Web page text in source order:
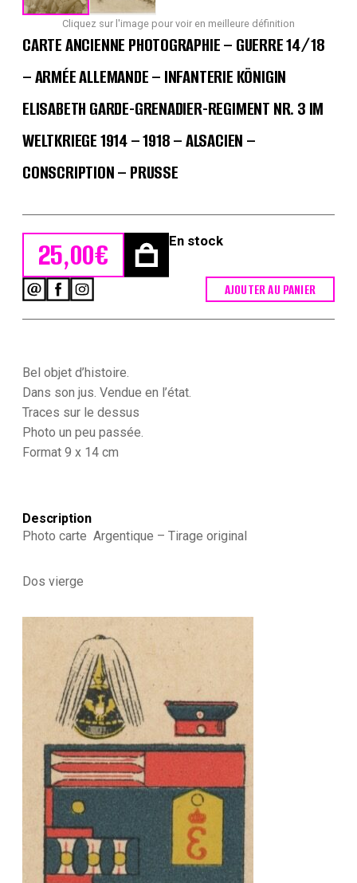
Cliquez sur l'image pour voir en meilleure définition
CARTE ANCIENNE PHOTOGRAPHIE – GUERRE 14/18
– ARMÉE ALLEMANDE – INFANTERIE KÖNIGIN
ELISABETH GARDE-GRENADIER-REGIMENT NR. 3 IM
WELTKRIEGE 1914 – 1918 – ALSACIEN –
CONSCRIPTION – PRUSSE
25,00€ En stock
-
Guerre
14/18
-
Armée
Allemande
Grenadier-
Weltkriege
1914
-
1918
-
Alsacien
-
Conscription
-
Prusse
AJOUTER AU PANIER
Bel objet d’histoire.
Dans son jus. Vendue en l’état.
Traces sur le dessus
Photo un peu passée.
Format 9 x 14 cm
Description
Photo carte Argentique – Tirage original
Dos vierge